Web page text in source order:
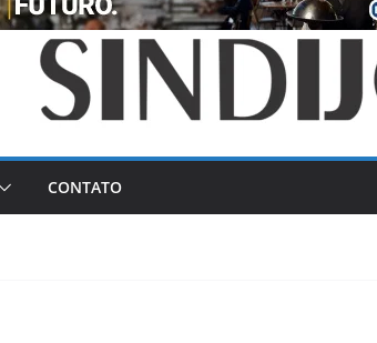
CONTATO